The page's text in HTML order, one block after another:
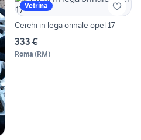
Vetrina
Cerchi in lega orinale opel 17
333 €
Roma (RM)